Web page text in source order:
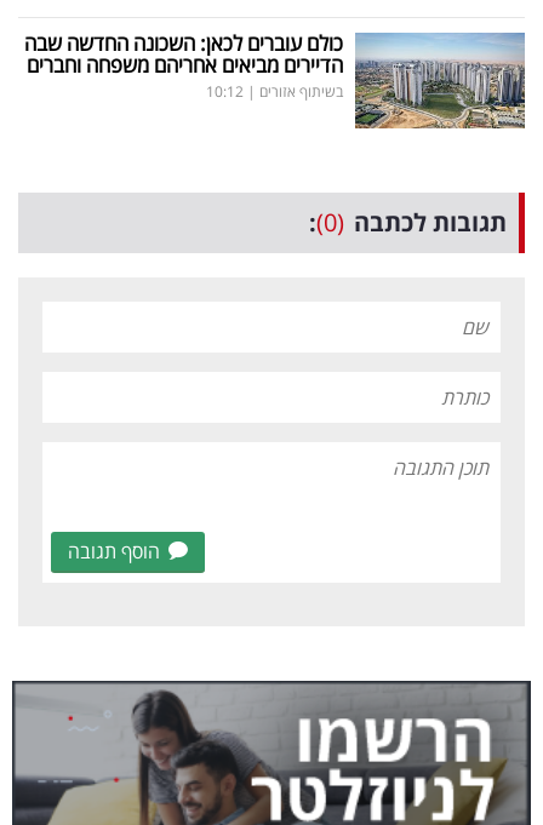
כולם עוברים לכאן: השכונה החדשה שבה
הדיירים מביאים אחריהם משפחה וחברים
בשיתוף אזורים |
10:12
תגובות לכתבה (0)
:
הוסף תגובה